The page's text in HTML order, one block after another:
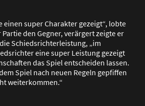
einen super Charakter gezeigt“, lobte
den Gegner, verärgert zeigte er
Schiedsrichterleistung, „im
eine super Leistung gezeigt
das Spiel entscheiden lassen.
Spiel nach neuen Regeln gepfiffen
weiterkommen.“